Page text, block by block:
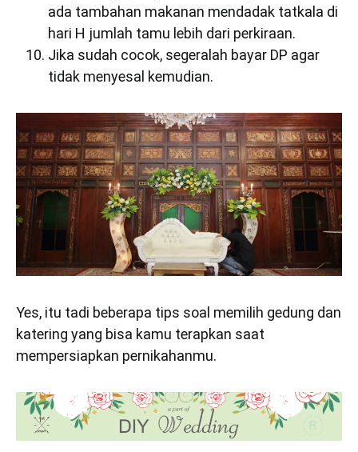
ada tambahan makanan mendadak tatkala di
hari H jumlah tamu lebih dari perkiraan.
Jika sudah cocok, segeralah bayar DP agar
tidak menyesal kemudian.
Yes, itu tadi beberapa tips soal memilih gedung dan
katering yang bisa kamu terapkan saat
mempersiapkan pernikahanmu.